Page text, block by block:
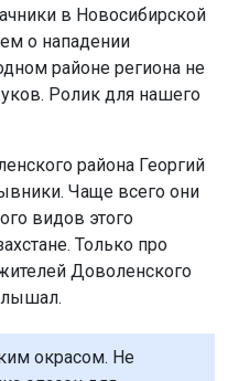
в Новосибирской
о нападении
районе региона не
Ролик для нашего
района Георгий
Чаще всего они
видов этого
Только про
Доволенского
окрасом. Не